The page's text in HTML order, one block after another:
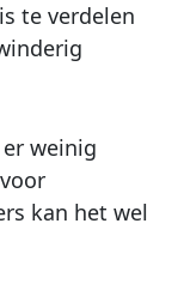
te verdelen
weinig
kan het wel